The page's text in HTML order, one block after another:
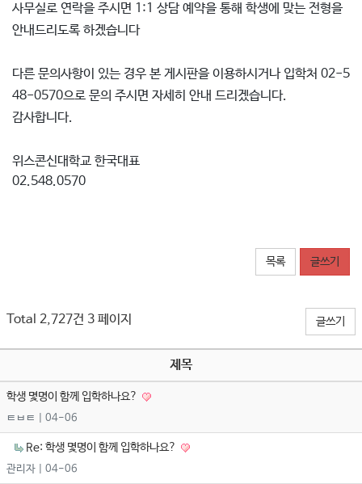
사무실로 연락을 주시면 1:1 상담 예약을 통해 학생에 맞는 전형을
안내드리도록 하겠습니다
다른 문의사항이 있는 경우 본 게시판을 이용하시거나 입학처 02-5
48-0570으로 문의 주시면 자세히 안내 드리겠습니다.
감사합니다.
위스콘신대학교 한국대표
02.548.0570 ​​​​​
목록 글쓰기
Total 2,727건 3 페이지 글쓰기
제목
학생 몇명이 함께 입학하나요?
ㅌㅂㅌ | 04-06
Re: 학생 몇명이 함께 입학하나요?
관리자 | 04-06